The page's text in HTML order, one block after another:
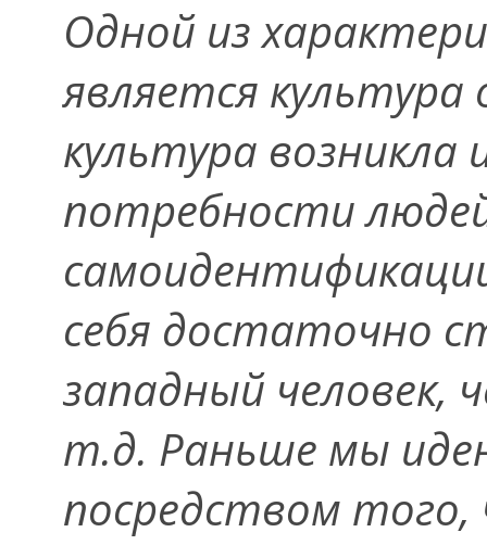
Одной из
является
культура возникла
потребности
себя достаточно
западный человек,
т.д. Раньше мы
посредством